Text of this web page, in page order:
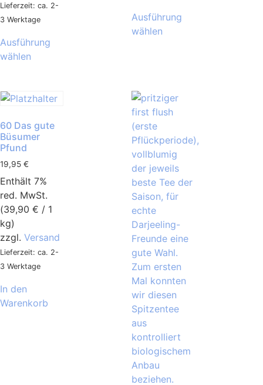
Lieferzeit: ca. 2-
3 Werktage
Ausführung
wählen
Ausführung
wählen
60 Das gute
Büsumer
Pfund
19,95 €
Enthält 7%
red. MwSt.
(39,90 € / 1
kg)
zzgl. Versand
Lieferzeit: ca. 2-
3 Werktage
In den
Warenkorb